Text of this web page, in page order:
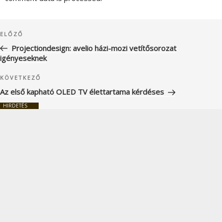
navigáció
Korábbi
bejegyzés
ELŐZŐ
Projectiondesign: avelio házi-mozi vetítősorozat
igényeseknek
Következő
bejegyzés
KÖVETKEZŐ
Az első kapható OLED TV élettartama kérdéses
HIRDETÉS